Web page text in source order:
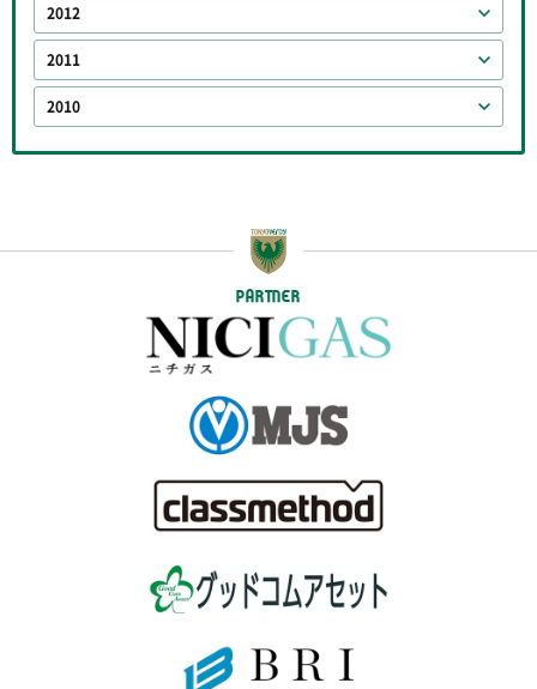
2012
2011
2010
PARTNER